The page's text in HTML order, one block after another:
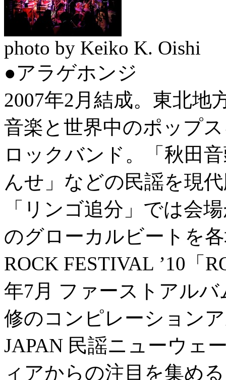
photo by Keiko K. Oishi
●アラゲホンジ
2007年2月結成。東北地
音楽と世界中のポップ
ロックバンド。「秋田
んせ」などの民謡を現
「リンゴ追分」では会
のグローカルビートを
ROCK FESTIVAL ’10「
年7月 ファーストアル
修のコンピレーション
JAPAN 民謡ニューウェ
ィアからの注目を集め